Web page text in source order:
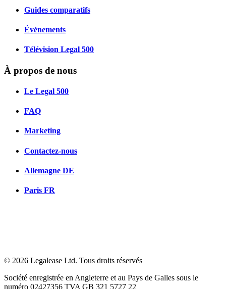
Guides comparatifs
Événements
Télévision Legal 500
À propos de nous
Le Legal 500
FAQ
Marketing
Contactez-nous
Allemagne DE
Paris FR
© 2026 Legalease Ltd. Tous droits réservés
Société enregistrée en Angleterre et au Pays de Galles sous le
numéro 02427356 TVA GB 321 5727 22